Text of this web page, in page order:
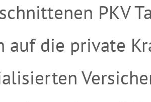
PKV
auf die private